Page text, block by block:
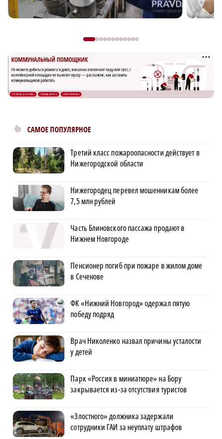
САМОЕ ПОПУЛЯРНОЕ
Третий класс пожароопасности действует в
Нижегородской области
Нижегородец перевел мошенникам более
7,5 млн рублей
Часть Блиновского пассажа продают в
Нижнем Новгороде
Пенсионер погиб при пожаре в жилом доме
в Сеченове
ФК «Нижний Новгород» одержал пятую
победу подряд
Врач Николенко назвал причины усталости
у детей
Парк «Россия в миниатюре» на Бору
закрывается из-за отсутствия туристов
«Злостного» должника задержали
сотрудники ГАИ за неуплату штрафов